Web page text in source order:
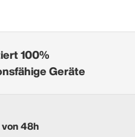
100%
Geräte
48h